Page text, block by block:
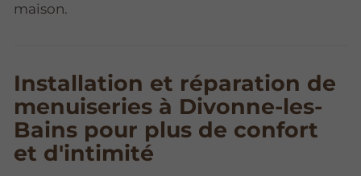
maison.
Installation et réparation de
menuiseries à Divonne-les-
Bains pour plus de confort
et d'intimité